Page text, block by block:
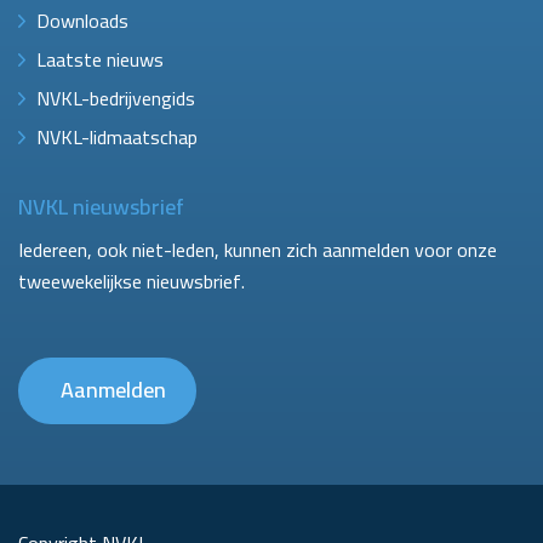
Downloads
Laatste nieuws
NVKL-bedrijvengids
NVKL-lidmaatschap
NVKL nieuwsbrief
Iedereen, ook niet-leden, kunnen zich aanmelden voor onze
tweewekelijkse nieuwsbrief.
Aanmelden